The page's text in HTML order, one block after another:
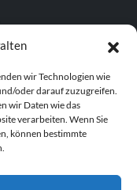
wir Technologien wie
oder darauf zuzugreifen.
wir Daten wie das
verarbeiten. Wenn Sie
können bestimmte